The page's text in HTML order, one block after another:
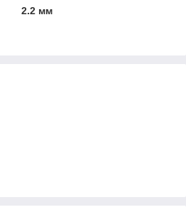
2.2 мм